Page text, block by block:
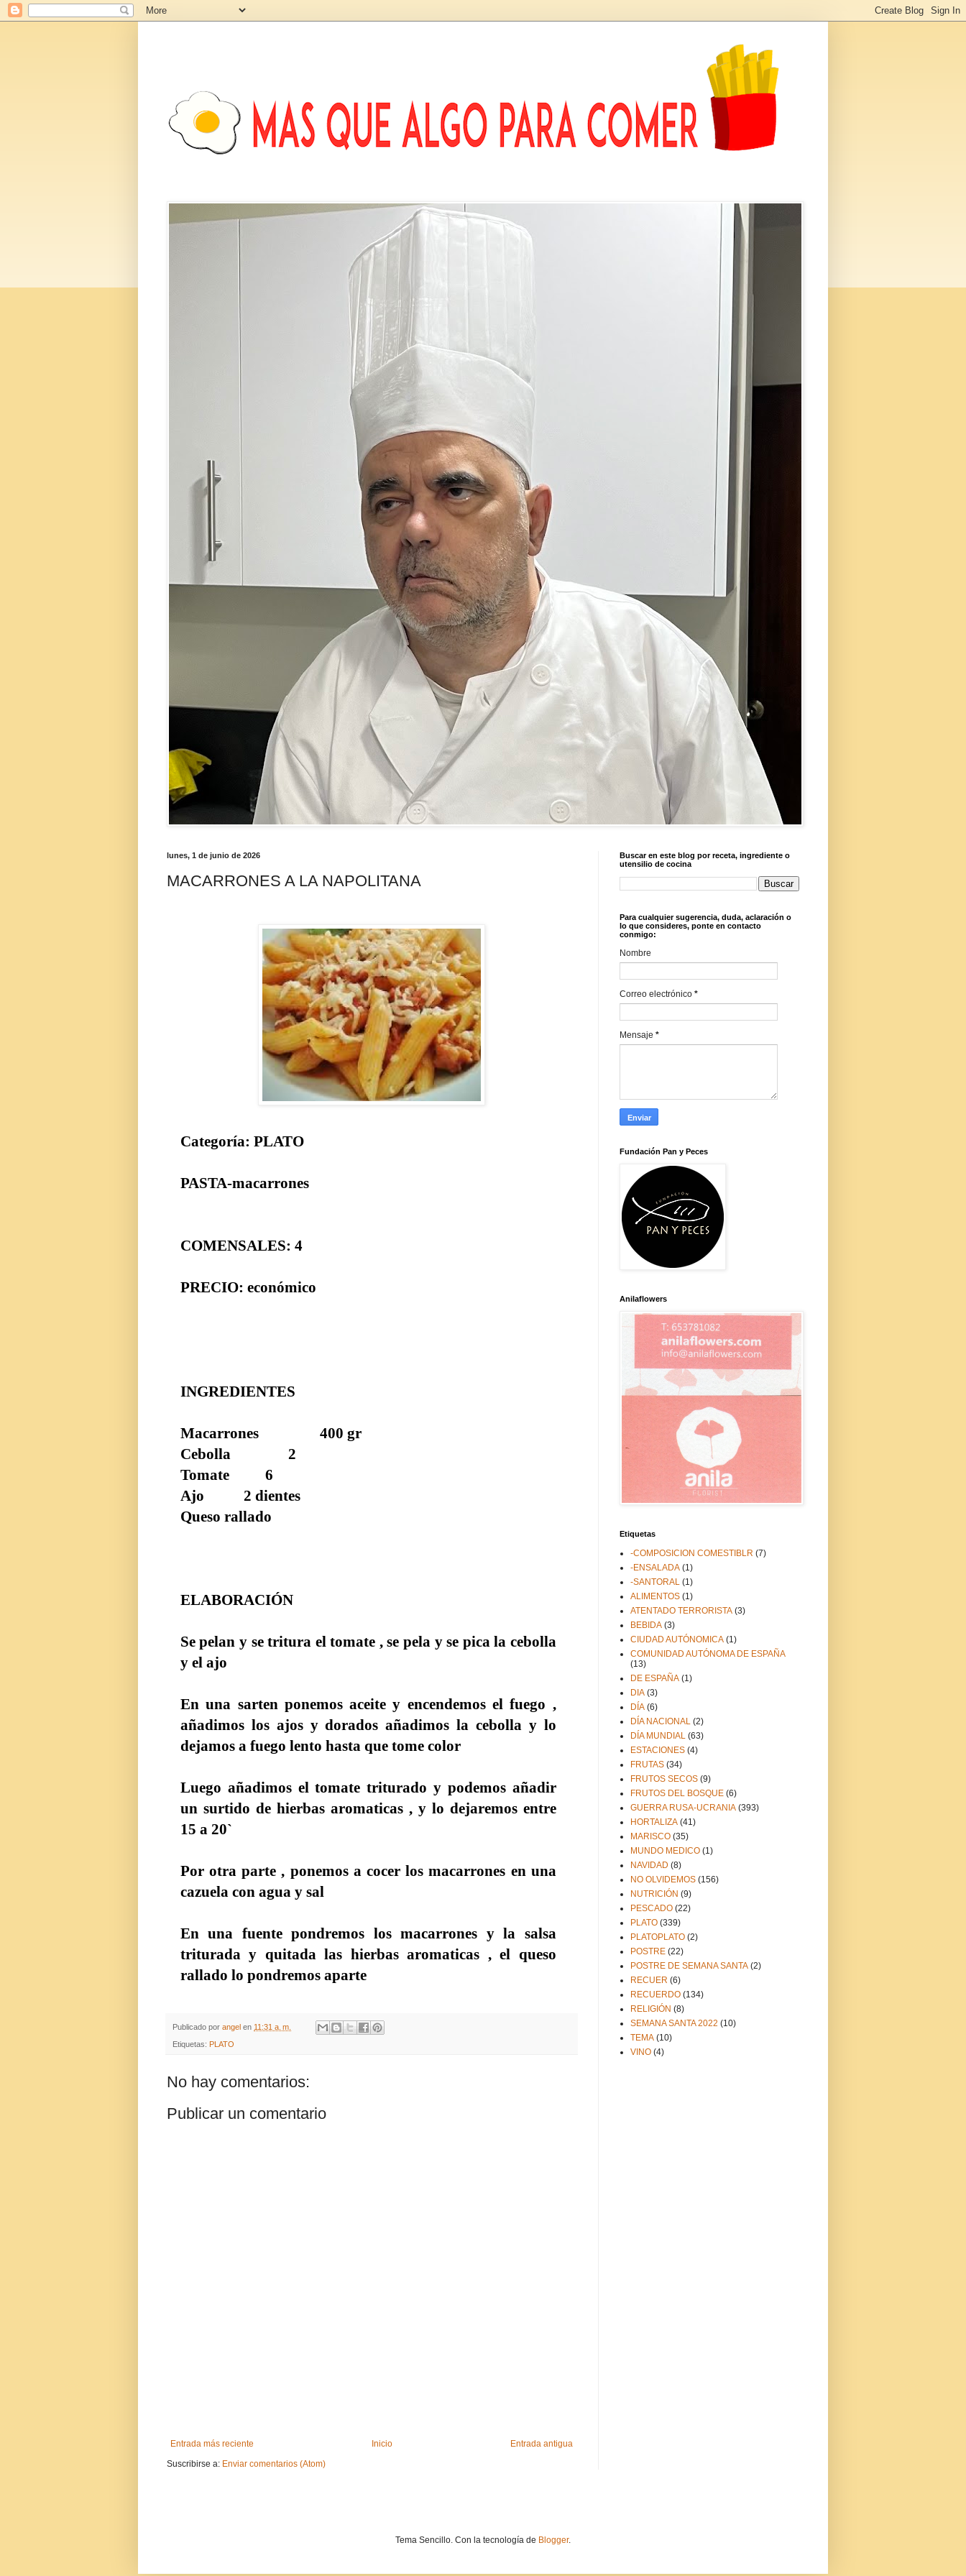
lunes, 1 de junio de 2026
MACARRONES A LA NAPOLITANA
Categoría: PLATO
PASTA-macarrones
COMENSALES: 4
PRECIO: económico
INGREDIENTES
Macarrones
400 gr
Cebolla
2
Tomate
6
Ajo
2 dientes
Queso rallado
ELABORACIÓN
Se pelan y se tritura el tomate , se pela y se pica la cebolla
y el ajo
En una sarten ponemos aceite y encendemos el fuego ,
añadimos los ajos y dorados añadimos la cebolla y lo
dejamos a fuego lento hasta que tome color
Luego añadimos el tomate triturado y podemos añadir
un surtido de hierbas aromaticas , y lo dejaremos entre
15 a20`
Por otra parte , ponemos a cocer los macarrones en una
cazuela con agua y sal
En una fuente pondremos los macarrones y la salsa
triturada y quitada las hierbas aromaticas , el queso
rallado lo pondremos aparte
Publicado por angel en 11:31 a. m.
Etiquetas: PLATO
No hay comentarios:
Publicar un comentario
Entrada más reciente Entrada antigua
Inicio
Suscribirse a: Enviar comentarios (Atom)
Buscar en este blog por receta, ingrediente o
utensilio de cocina
Para cualquier sugerencia, duda, aclaración o
lo que consideres, ponte en contacto
conmigo:
Nombre
Correo electrónico *
Mensaje *
Fundación Pan y Peces
Anilaflowers
Etiquetas
-COMPOSICION COMESTIBLR (7)
-ENSALADA (1)
-SANTORAL (1)
ALIMENTOS (1)
ATENTADO TERRORISTA (3)
BEBIDA (3)
CIUDAD AUTÓNOMICA (1)
COMUNIDAD AUTÓNOMA DE ESPAÑA
(13)
DE ESPAÑA (1)
DIA (3)
DÍA (6)
DÍA NACIONAL (2)
DÍA MUNDIAL (63)
ESTACIONES (4)
FRUTAS (34)
FRUTOS SECOS (9)
FRUTOS DEL BOSQUE (6)
GUERRA RUSA-UCRANIA (393)
HORTALIZA (41)
MARISCO (35)
MUNDO MEDICO (1)
NAVIDAD (8)
NO OLVIDEMOS (156)
NUTRICIÓN (9)
PESCADO (22)
PLATO (339)
PLATOPLATO (2)
POSTRE (22)
POSTRE DE SEMANA SANTA (2)
RECUER (6)
RECUERDO (134)
RELIGIÓN (8)
SEMANA SANTA 2022 (10)
TEMA (10)
VINO (4)
Tema Sencillo. Con la tecnología de Blogger.